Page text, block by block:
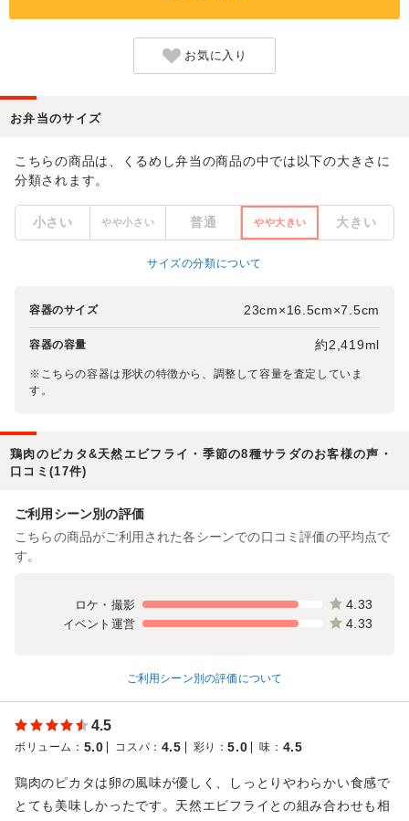
お気に入り
お弁当のサイズ
こちらの商品は、くるめし弁当の商品の中では以下の大きさに
分類されます。
小さい やや小さい 普通 やや大きい 大きい
サイズの分類について
容器のサイズ 23cm×16.5cm×7.5cm
容器の容量 約2,419ml
※こちらの容器は形状の特徴から、調整して容量を査定していま
す。
鶏肉のピカタ&天然エビフライ・季節の8種サラダのお客様の声・
口コミ(17件)
ご利用シーン別の評価
こちらの商品がご利用された各シーンでの口コミ評価の平均点で
す。
ロケ・撮影 4.33
イベント運営 4.33
ご利用シーン別の評価について
4.5
ボリューム ： 5.0 コスパ ： 4.5 彩り ：5.0 味 ： 4.5
鶏肉のピカタは卵の風味が優しく、しっとりやわらかい食感で
とても美味しかったです。天然エビフライとの組み合わせも相